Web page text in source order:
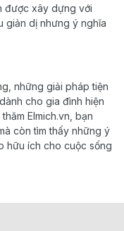
được xây dựng với
giản dị nhưng ý nghĩa
những giải pháp tiện
cho gia đình hiện
Elmich.vn, bạn
còn tìm thấy những ý
hữu ích cho cuộc sống